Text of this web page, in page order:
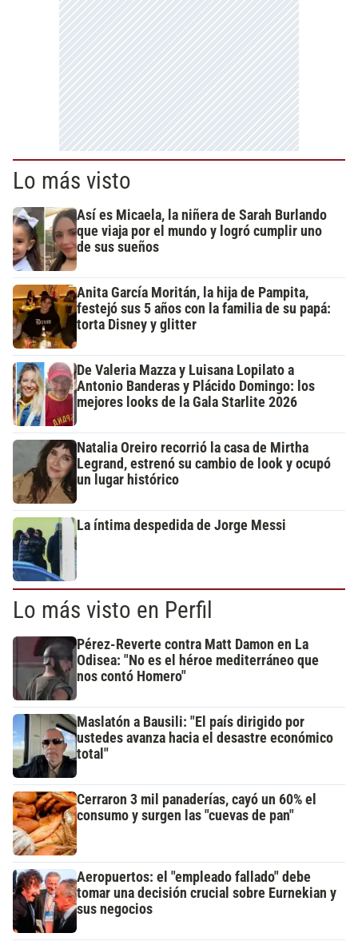
Lo más visto
Así es Micaela, la niñera de Sarah Burlando
que viaja por el mundo y logró cumplir uno
de sus sueños
Anita García Moritán, la hija de Pampita,
festejó sus 5 años con la familia de su papá:
torta Disney y glitter
De Valeria Mazza y Luisana Lopilato a
Antonio Banderas y Plácido Domingo: los
mejores looks de la Gala Starlite 2026
Natalia Oreiro recorrió la casa de Mirtha
Legrand, estrenó su cambio de look y ocupó
un lugar histórico
La íntima despedida de Jorge Messi
Lo más visto en Perfil
Pérez-Reverte contra Matt Damon en La
Odisea: "No es el héroe mediterráneo que
nos contó Homero"
Maslatón a Bausili: "El país dirigido por
ustedes avanza hacia el desastre económico
total"
Cerraron 3 mil panaderías, cayó un 60% el
consumo y surgen las "cuevas de pan"
Aeropuertos: el "empleado fallado" debe
tomar una decisión crucial sobre Eurnekian y
sus negocios